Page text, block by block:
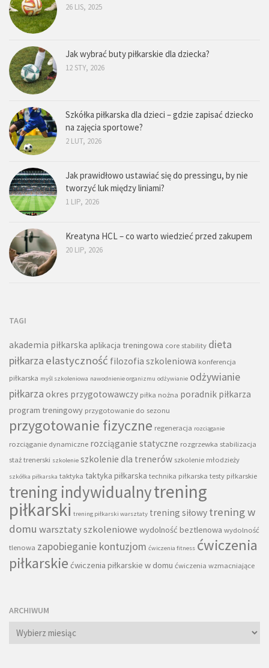
26 LIS, 2025
Jak wybrać buty piłkarskie dla dziecka?
12 STY, 2026
Szkółka piłkarska dla dzieci – gdzie zapisać dziecko
na zajęcia sportowe?
2 LUT, 2026
Jak prawidłowo ustawiać się do pressingu, by nie
tworzyć luk między liniami?
1 LIP, 2026
Kreatyna HCL – co warto wiedzieć przed zakupem
20 LIP, 2026
TAGI
akademia piłkarska aplikacja treningowa core stability dieta
piłkarza elastyczność filozofia szkoleniowa konferencja
piłkarska myśl szkoleniowa nawodnienie organizmu odżywianie odżywianie
piłkarza okres przygotowawczy piłka nożna poradnik piłkarza
program treningowy przygotowanie do sezonu
przygotowanie fizyczne regeneracja rozciąganie
rozciąganie dynamiczne rozciąganie statyczne rozgrzewka stabilizacja
staż trenerski szkolenie szkolenie dla trenerów szkolenie młodzieży
szkółka piłkarska taktyka taktyka piłkarska technika piłkarska testy piłkarskie
trening indywidualnytrening
piłkarski trening piłkarski warsztaty trening siłowy trening w
domu warsztaty szkoleniowe wydolność beztlenowa wydolność
tlenowa zapobieganie kontuzjom ćwiczenia fitness ćwiczenia
piłkarskie ćwiczenia piłkarskie w domu ćwiczenia wzmacniające
ARCHIWUM
Archiwum